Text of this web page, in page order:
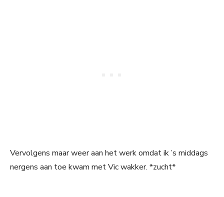
Vervolgens maar weer aan het werk omdat ik ’s middags
nergens aan toe kwam met Vic wakker. *zucht*